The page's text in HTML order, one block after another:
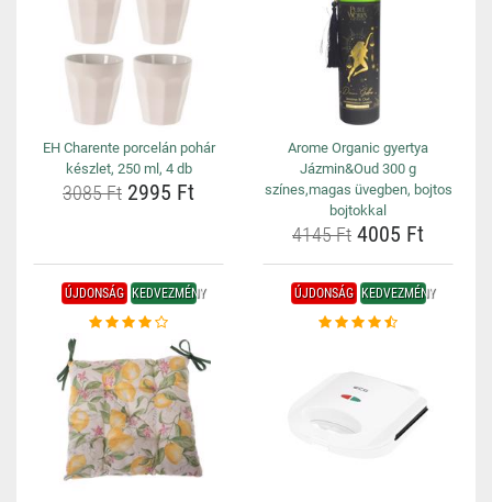
EH Charente porcelán pohár
készlet, 250 ml, 4 db
3085 Ft 2995 Ft
Arome Organic gyertya
Jázmin&Oud 300 g
színes,magas üvegben, bojtos
bojtokkal
4145 Ft 4005 Ft
ÚJDONSÁG KEDVEZMÉNY ÚJDONSÁG KEDVEZMÉNY